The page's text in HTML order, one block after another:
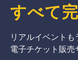
すべて
リアルイベント
電子チケット販売